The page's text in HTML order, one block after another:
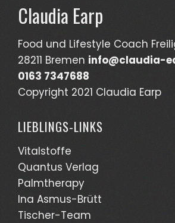
Claudia Earp
Food und Lifestyle Coach
28211 Bremen info@claudia-
0163 7347688
Copyright 2021 Claudia Earp
LIEBLINGS-LINKS
Vitalstoffe
Quantus Verlag
Palmtherapy
Ina Asmus-Brütt
Tischer-Team